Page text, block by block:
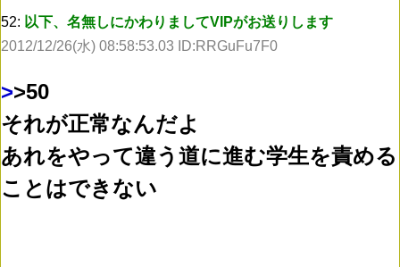
52: 以下、名無しにかわりましてVIPがお送りします
2012/12/26(水) 08:58:53.03 ID:RRGuFu7F0
>>50
それが正常なんだよ
あれをやって違う道に進む学生を責める
ことはできない